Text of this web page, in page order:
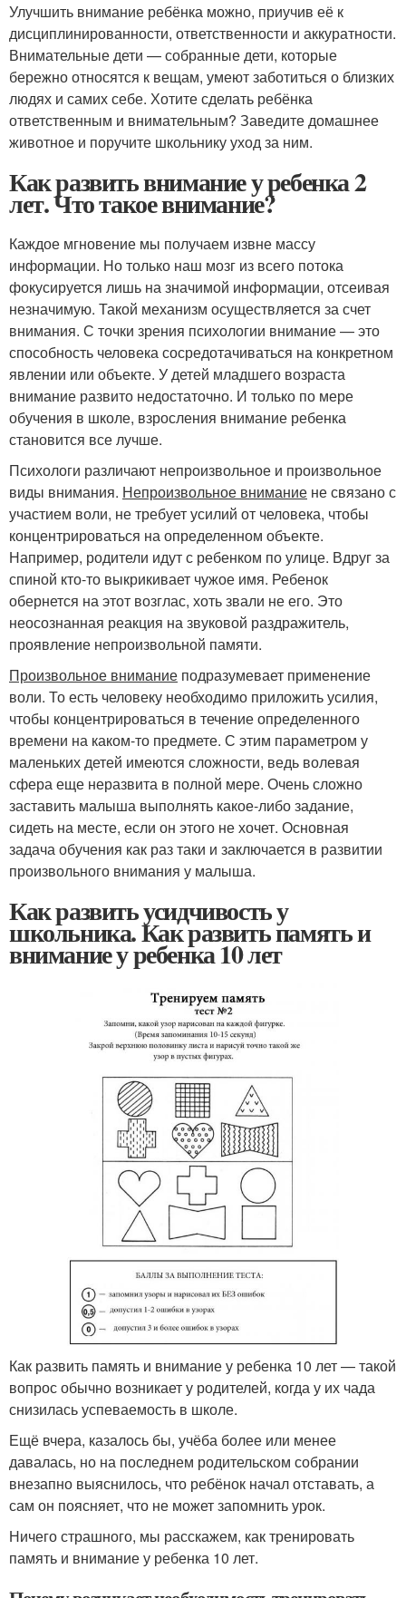
Улучшить внимание ребёнка можно, приучив её к
дисциплинированности, ответственности и аккуратности.
Внимательные дети — собранные дети, которые
бережно относятся к вещам, умеют заботиться о близких
людях и самих себе. Хотите сделать ребёнка
ответственным и внимательным? Заведите домашнее
животное и поручите школьнику уход за ним.
Как развить внимание у ребенка 2
лет. Что такое внимание?
Каждое мгновение мы получаем извне массу
информации. Но только наш мозг из всего потока
фокусируется лишь на значимой информации, отсеивая
незначимую. Такой механизм осуществляется за счет
внимания. С точки зрения психологии внимание — это
способность человека сосредотачиваться на конкретном
явлении или объекте. У детей младшего возраста
внимание развито недостаточно. И только по мере
обучения в школе, взросления внимание ребенка
становится все лучше.
Психологи различают непроизвольное и произвольное
виды внимания. Непроизвольное внимание не связано с
участием воли, не требует усилий от человека, чтобы
концентрироваться на определенном объекте.
Например, родители идут с ребенком по улице. Вдруг за
спиной кто-то выкрикивает чужое имя. Ребенок
обернется на этот возглас, хоть звали не его. Это
неосознанная реакция на звуковой раздражитель,
проявление непроизвольной памяти.
Произвольное внимание подразумевает применение
воли. То есть человеку необходимо приложить усилия,
чтобы концентрироваться в течение определенного
времени на каком-то предмете. С этим параметром у
маленьких детей имеются сложности, ведь волевая
сфера еще неразвита в полной мере. Очень сложно
заставить малыша выполнять какое-либо задание,
сидеть на месте, если он этого не хочет. Основная
задача обучения как раз таки и заключается в развитии
произвольного внимания у малыша.
Как развить усидчивость у
школьника. Как развить память и
внимание у ребенка 10 лет
Как развить память и внимание у ребенка 10 лет — такой
вопрос обычно возникает у родителей, когда у их чада
снизилась успеваемость в школе.
Ещё вчера, казалось бы, учёба более или менее
давалась, но на последнем родительском собрании
внезапно выяснилось, что ребёнок начал отставать, а
сам он поясняет, что не может запомнить урок.
Ничего страшного, мы расскажем, как тренировать
память и внимание у ребенка 10 лет.